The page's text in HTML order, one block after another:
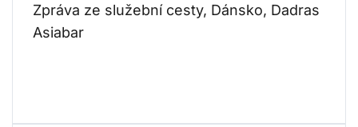
Zpráva ze služební cesty, Dánsko, Dadras
Asiabar